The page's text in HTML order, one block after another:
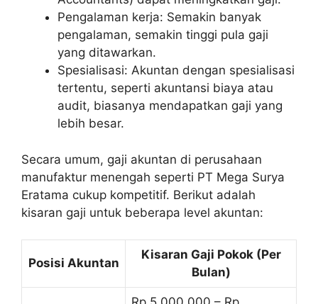
Pengalaman kerja: Semakin banyak
pengalaman, semakin tinggi pula gaji
yang ditawarkan.
Spesialisasi: Akuntan dengan spesialisasi
tertentu, seperti akuntansi biaya atau
audit, biasanya mendapatkan gaji yang
lebih besar.
Secara umum, gaji akuntan di perusahaan
manufaktur menengah seperti PT Mega Surya
Eratama cukup kompetitif. Berikut adalah
kisaran gaji untuk beberapa level akuntan:
Posisi Akuntan
Kisaran Gaji Pokok (Per
Bulan)